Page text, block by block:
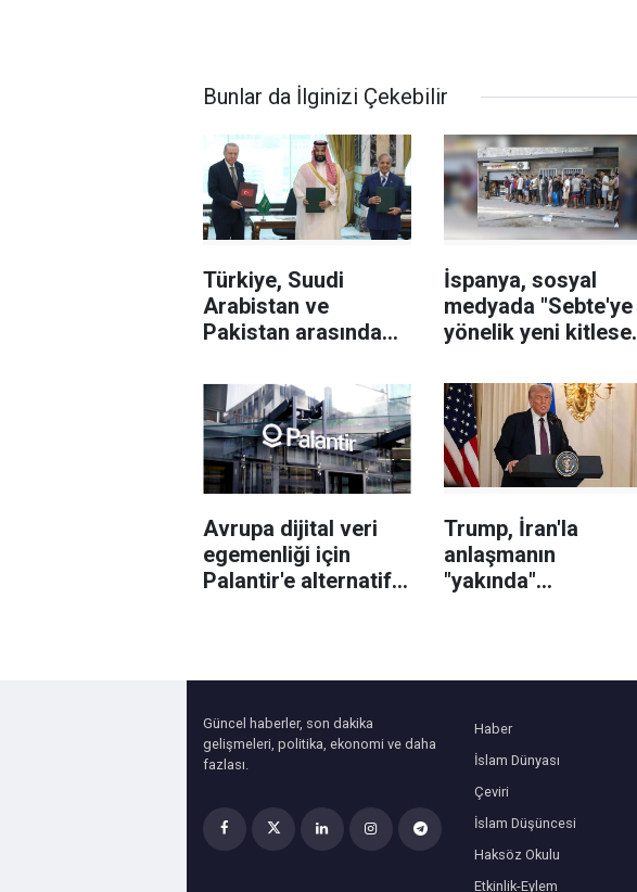
Bunlar da İlginizi Çekebilir
Türkiye, Suudi
Arabistan ve
Pakistan arasında
Anlaşması"
imzalandı
İspanya, sosyal
medyada "Sebte'ye
yönelik yeni kitlesel
çağrılarını
soruşturuyor
Avrupa dijital veri
egemenliği için
Palantir'e alternatif
Trump, İran'la
anlaşmanın
"yakında"
Güncel haberler, son dakika
gelişmeleri, politika, ekonomi ve daha
fazlası.
Haber
İslam Dünyası
Çeviri
İslam Düşüncesi
Haksöz Okulu
Etkinlik-Eylem